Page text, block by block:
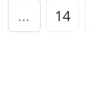
... 14